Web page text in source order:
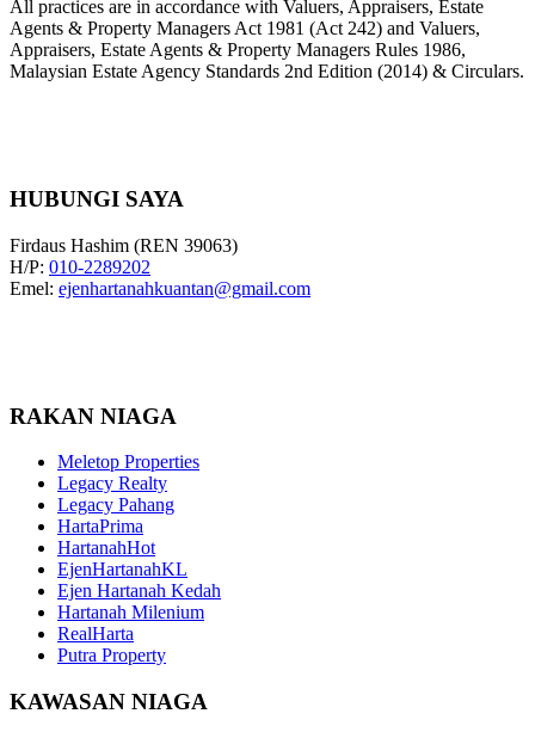
All practices are in accordance with Valuers, Appraisers, Estate
Agents & Property Managers Act 1981 (Act 242) and Valuers,
Appraisers, Estate Agents & Property Managers Rules 1986,
Malaysian Estate Agency Standards 2nd Edition (2014) & Circulars.
HUBUNGI SAYA
Firdaus Hashim (REN 39063)
H/P: 010-2289202
Emel: ejenhartanahkuantan@gmail.com
RAKAN NIAGA
Meletop Properties
Legacy Realty
Legacy Pahang
HartaPrima
HartanahHot
EjenHartanahKL
Ejen Hartanah Kedah
Hartanah Milenium
RealHarta
Putra Property
KAWASAN NIAGA